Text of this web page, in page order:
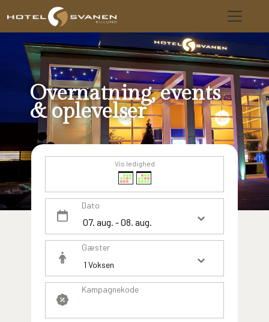
Overnatning, events
& oplevelser
Vis ledighed
Dato
Gæster
Kampagnekode